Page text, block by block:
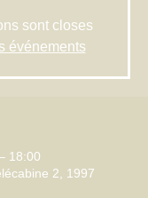
sont closes
événements
18:00
2, 1997